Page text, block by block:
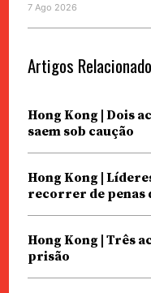
7 Ago 2026
Artigos
Hong Kong | Dois
saem sob caução
Hong Kong |
recorrer de penas
Hong Kong | Três
prisão